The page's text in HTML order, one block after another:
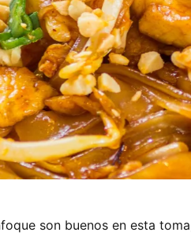
son buenos en esta